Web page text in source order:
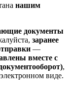
нашим
документы
заранее
—
вместе с
,
виде.